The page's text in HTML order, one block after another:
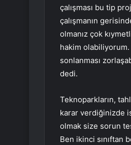
çalışması bu tip
çalışmanın
olmanız çok
hakim olabiliyorum.
sonlanması
dedi.
Teknoparkların,
karar verdiğinizde
olmak size sorun
Ben ikinci sınıftan